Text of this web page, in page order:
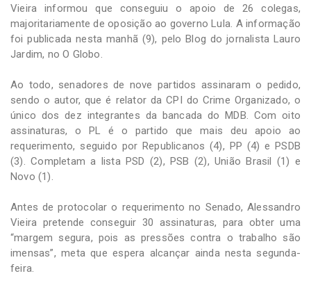
Vieira informou que conseguiu o apoio de 26 colegas,
majoritariamente de oposição ao governo Lula. A informação
foi publicada nesta manhã (9), pelo Blog do jornalista Lauro
Jardim, no O Globo.
Ao todo, senadores de nove partidos assinaram o pedido,
sendo o autor, que é relator da CPI do Crime Organizado, o
único dos dez integrantes da bancada do MDB. Com oito
assinaturas, o PL é o partido que mais deu apoio ao
requerimento, seguido por Republicanos (4), PP (4) e PSDB
(3). Completam a lista PSD (2), PSB (2), União Brasil (1) e
Novo (1).
Antes de protocolar o requerimento no Senado, Alessandro
Vieira pretende conseguir 30 assinaturas, para obter uma
“margem segura, pois as pressões contra o trabalho são
imensas”, meta que espera alcançar ainda nesta segunda-
feira.